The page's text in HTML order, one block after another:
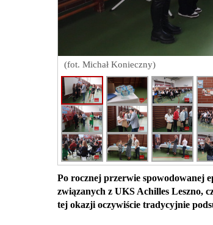
(fot. Michał Konieczny)
Po rocznej przerwie spowodowanej
związanych z UKS Achilles Leszno,
tej okazji oczywiście tradycyjnie